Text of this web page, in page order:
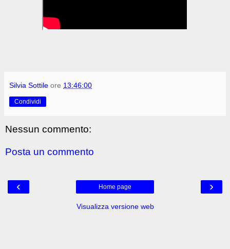
Silvia Sottile ore 13:46:00
Condividi
Nessun commento:
Posta un commento
‹ ›
Home page
Visualizza versione web